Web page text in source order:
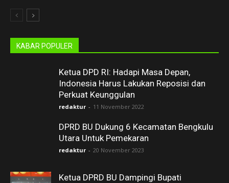
KABAR POPULER
Ketua DPD RI: Hadapi Masa Depan,
Indonesia Harus Lakukan Reposisi dan
Perkuat Keunggulan
redaktur - 11 November 2022
DPRD BU Dukung 6 Kecamatan Bengkulu
Utara Untuk Pemekaran
redaktur - 20 November 2023
Ketua DPRD BU Dampingi Bupati